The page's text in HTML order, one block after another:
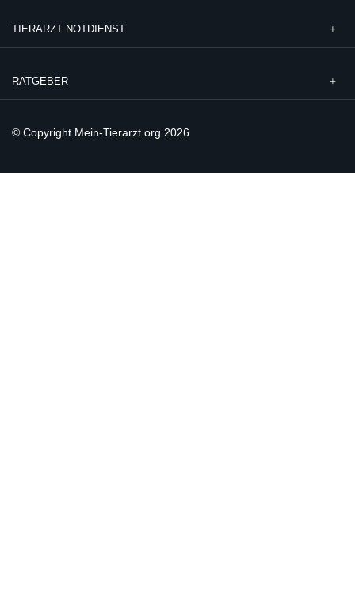
TIERARZT NOTDIENST
RATGEBER
© Copyright Mein-Tierarzt.org 2026